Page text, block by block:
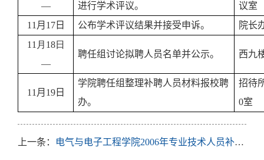
—
进行学术评议。
议室
11 月 17日 公布学术评议结果并接受申诉。
院长
11 月 18日
—
聘任组讨论拟聘人员名单并公示。 西九
11 月 19日
学院聘任组整理补聘人员材料报校聘
办。
招待
0室
上一条： 电气与电子工程学院2006年专业技术人员补聘工作日程安排表